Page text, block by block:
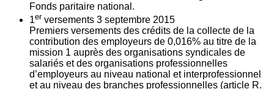
Fonds paritaire national.
1er versements 3 septembre 2015
Premiers versements des crédits de la collecte de la
contribution des employeurs de 0,016% au titre de la
mission 1 auprès des organisations syndicales de
salariés et des organisations professionnelles
d’employeurs au niveau national et interprofessionnel
et au niveau des branches professionnelles (article R.